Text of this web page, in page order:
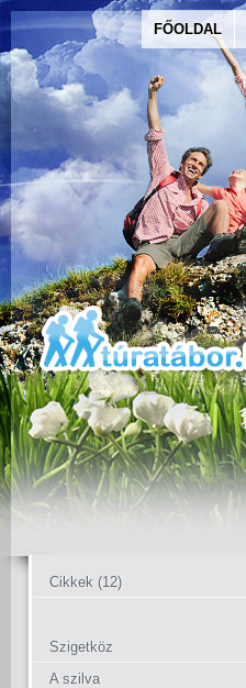
FŐOLDAL
Cikkek (12)
Szigetköz
A szilva